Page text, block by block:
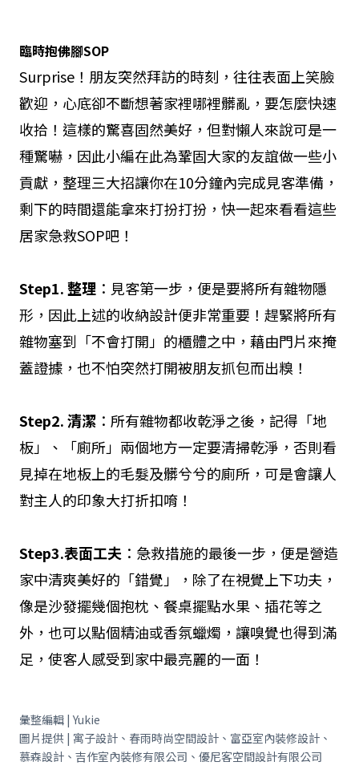
臨時抱佛腳SOP
Surprise！朋友突然拜訪的時刻，往往表面上笑臉
歡迎，心底卻不斷想著家裡哪裡髒亂，要怎麼快速
收拾！這樣的驚喜固然美好，但對懶人來說可是一
種驚嚇，因此小編在此為鞏固大家的友誼做一些小
貢獻，整理三大招讓你在10分鐘內完成見客準備，
剩下的時間還能拿來打扮打扮，快一起來看看這些
居家急救SOP吧！
Step1. 整理 ：見客第一步，便是要將所有雜物隱
形，因此上述的收納設計便非常重要！趕緊將所有
雜物塞到「不會打開」的櫃體之中，藉由門片來掩
蓋證據，也不怕突然打開被朋友抓包而出糗！
Step2. 清潔 ：所有雜物都收乾淨之後，記得「地
板」、「廁所」兩個地方一定要清掃乾淨，否則看
見掉在地板上的毛髮及髒兮兮的廁所，可是會讓人
對主人的印象大打折扣唷！
Step3.表面工夫 ：急救措施的最後一步，便是營造
家中清爽美好的「錯覺」，除了在視覺上下功夫，
像是沙發擺幾個抱枕、餐桌擺點水果、插花等之
外，也可以點個精油或香氛蠟燭，讓嗅覺也得到滿
足，使客人感受到家中最亮麗的一面！
彙整編輯 | Yukie
圖片提供 | 寓子設計、春雨時尚空間設計、富亞室內裝修設計、
慕森設計、吉作室內裝修有限公司、優尼客空間設計有限公司